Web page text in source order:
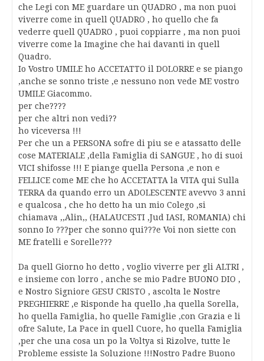
che Legi con ME guardare un QUADRO , ma non puoi
viverre come in quell QUADRO , ho quello che fa
vederre quell QUADRO , puoi coppiarre , ma non puoi
viverre come la Imagine che hai davanti in quell
Quadro.
Io Vostro UMILE ho ACCETATTO il DOLORRE e se piango
,anche se sonno triste ,e nessuno non vede ME vostro
UMILE Giacommo.
per che????
per che altri non vedi??
ho viceversa !!!
Per che un a PERSONA sofre di piu se e atassatto delle
cose MATERIALE ,della Famiglia di SANGUE , ho di suoi
VICI shifosse !!! E piange quella Persona ,e non e
FELLICE come ME che ho ACCETATTA la VITA qui Sulla
TERRA da quando erro un ADOLESCENTE avevvo 3 anni
e qualcosa , che ho detto ha un mio Colego ,si
chiamava ,,Alin,, (HALAUCESTI ,Jud IASI, ROMANIA) chi
sonno Io ???per che sonno qui???e Voi non siette con
ME fratelli e Sorelle???
Da quell Giorno ho detto , voglio viverre per gli ALTRI ,
e insieme con lorro , anche se mio Padre BUONO DIO ,
e Nostro Signiore GESU CRISTO , ascolta le Nostre
PREGHIERRE ,e Risponde ha quello ,ha quella Sorella,
ho quella Famiglia, ho quelle Famiglie ,con Grazia e li
ofre Salute, La Pace in quell Cuore, ho quella Famiglia
,per che una cosa un po la Voltya si Rizolve, tutte le
Probleme essiste la Soluzione !!!Nostro Padre Buono